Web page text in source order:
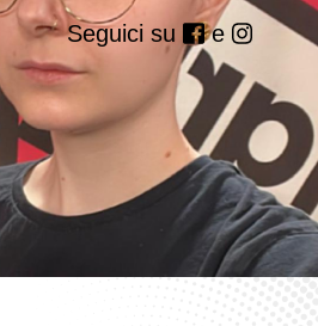
Seguici su e